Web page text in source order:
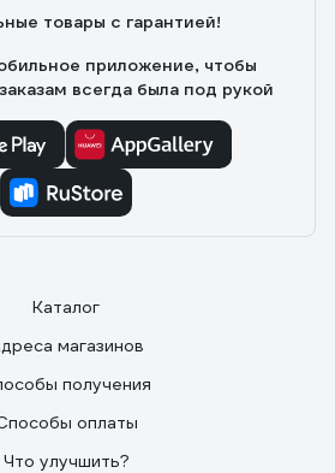
товары с гарантией!
приложение, чтобы
всегда была под рукой
Каталог
магазинов
получения
оплаты
Что улучшить?